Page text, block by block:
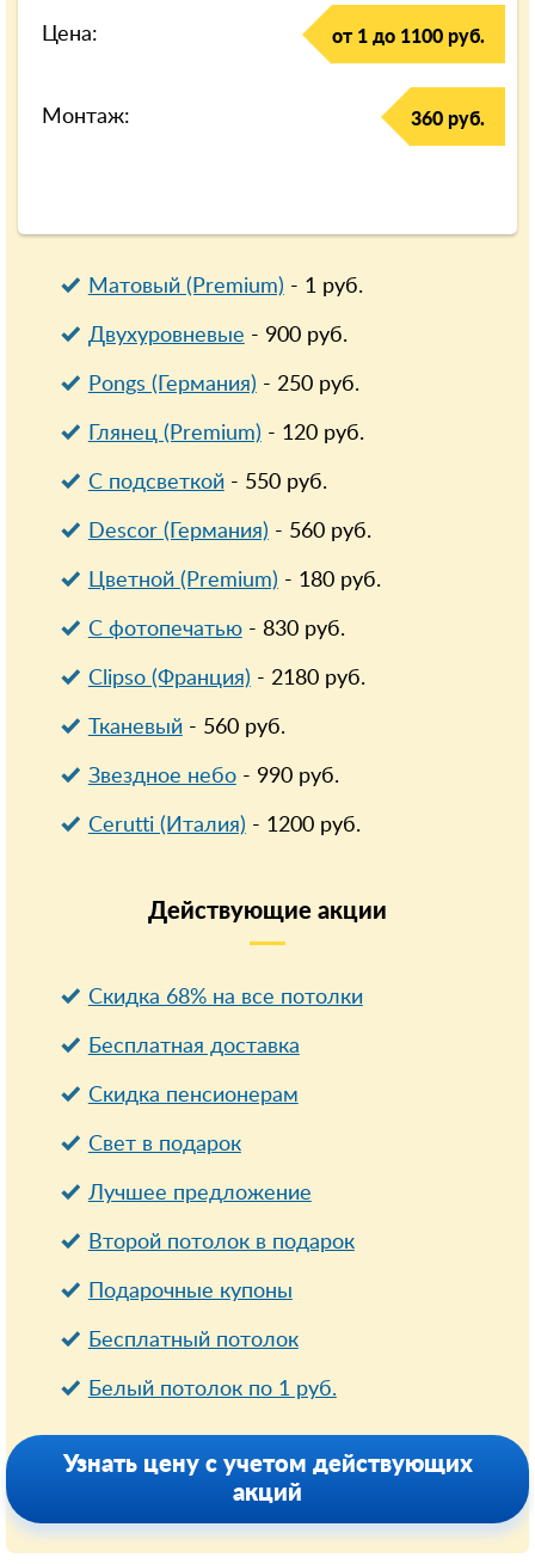
Цена: от 1 до 1100 руб.
Монтаж: 360 руб.
Матовый (Premium) - 1руб.
Двухуровневые - 900руб.
Pongs (Германия) - 250руб.
Глянец (Premium) - 120руб.
С подсветкой- 550руб.
Descor (Германия) - 560руб.
Цветной (Premium) - 180руб.
С фотопечатью- 830руб.
Clipso (Франция) - 2180руб.
Тканевый- 560руб.
Звездное небо- 990руб.
Cerutti (Италия) - 1200руб.
Действующие акции
Скидка 68% на все потолки
Бесплатная доставка
Cкидка пенсионерам
Свет в подарок
Лучшее предложение
Второй потолок в подарок
Подарочные купоны
Бесплатный потолок
Белый потолок по 1 руб.
Узнать цену с учетом действующих
акций